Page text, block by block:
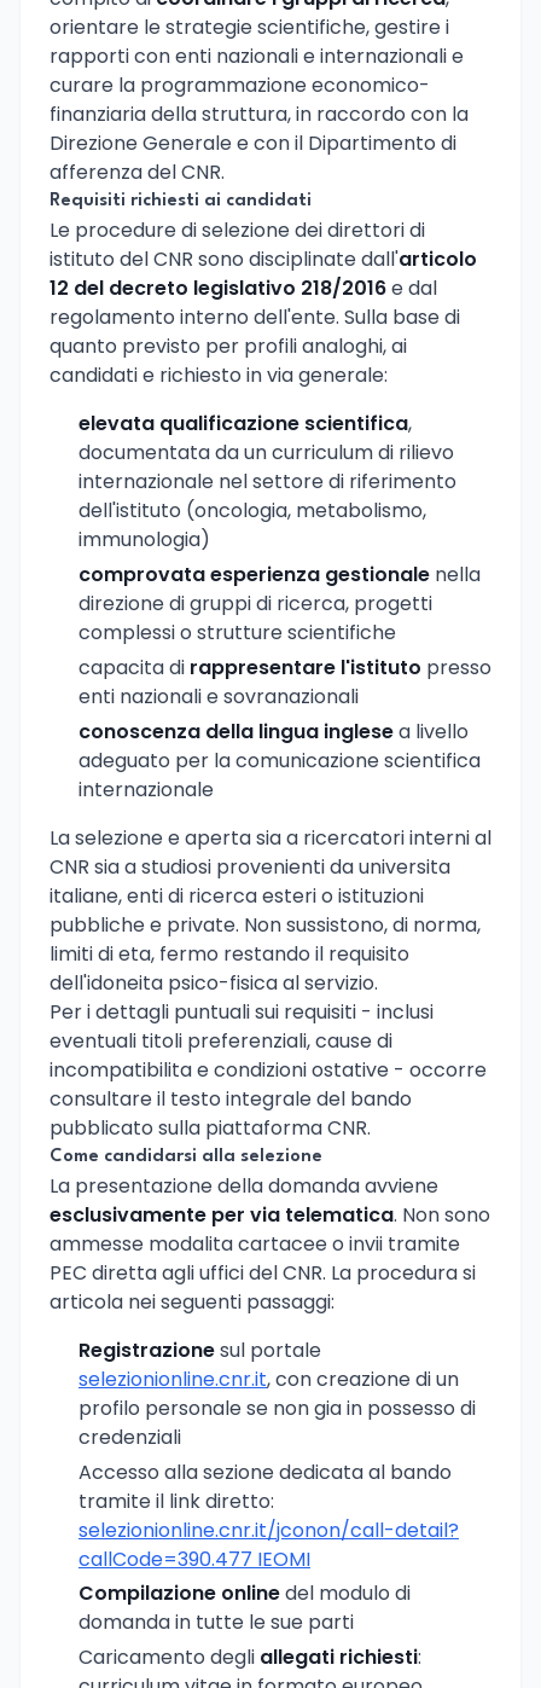
orientare le strategie scientifiche, gestire i
rapporti con enti nazionali e internazionali e
curare la programmazione economico-
finanziaria della struttura, in raccordo con la
Direzione Generale e con il Dipartimento di
afferenza del CNR.
Requisiti richiesti ai candidati
Le procedure di selezione dei direttori di
istituto del CNR sono disciplinate dall'articolo
12 del decreto legislativo 218/2016e dal
regolamento interno dell'ente. Sulla base di
quanto previsto per profili analoghi, ai
candidati e richiesto in via generale:
elevata qualificazione scientifica,
documentata da un curriculum di rilievo
internazionale nel settore di riferimento
dell'istituto (oncologia, metabolismo,
immunologia)
comprovata esperienza gestionale nella
direzione di gruppi di ricerca, progetti
complessi o strutture scientifiche
capacita di rappresentare l'istituto presso
enti nazionali e sovranazionali
conoscenza della lingua inglesea livello
adeguato per la comunicazione scientifica
internazionale
La selezione e aperta sia a ricercatori interni al
CNR sia a studiosi provenienti da universita
italiane, enti di ricerca esteri o istituzioni
pubbliche e private. Non sussistono, di norma,
limiti di eta, fermo restando il requisito
dell'idoneita psico-fisica al servizio.
Per i dettagli puntuali sui requisiti - inclusi
eventuali titoli preferenziali, cause di
incompatibilita e condizioni ostative - occorre
consultare il testo integrale del bando
pubblicato sulla piattaforma CNR.
Come candidarsi alla selezione
La presentazione della domanda avviene
esclusivamente per via telematica. Non sono
ammesse modalita cartacee o invii tramite
PEC diretta agli uffici del CNR. La procedura si
articola nei seguenti passaggi:
Registrazionesul portale
selezionionline.cnr.it, con creazione di un
profilo personale se non gia in possesso di
credenziali
Accesso alla sezione dedicata al bando
tramite il link diretto:
selezionionline.cnr.it/jconon/call-detail?
callCode=390.477 IEOMI
Compilazione onlinedel modulo di
domanda in tutte le sue parti
Caricamento degli allegati richiesti: